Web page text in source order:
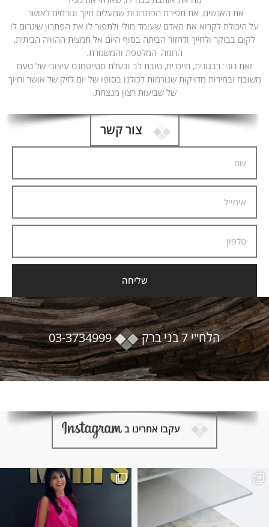
את האנשים, את תפירת הפתרונות שמעלים חיוך וגורמים לאושר.
על היכולת לקרוא את האדם שעומד מולי ולתפור לו את הפתרון שיגרום לו
לקום בבוקר ולחייך ולחזור הביתה בסוף היום אל תמצית ההוויה הביתית,
החמה, המלטפת והמשמרת.
זאת נוני: רבגונית, חייכנית, טובת לב ובעלת סטייטמנט עיצובי של טעם
משובח ובחירות מדויקות שגורמות לכולנו בסופו של יום לזיק של אושר וחיוך
של שביעות רצון מנצחת.
צור קשר
שליחה
הלח"י 7 בני ברק 03-3734999
עקבו אחרינו ב